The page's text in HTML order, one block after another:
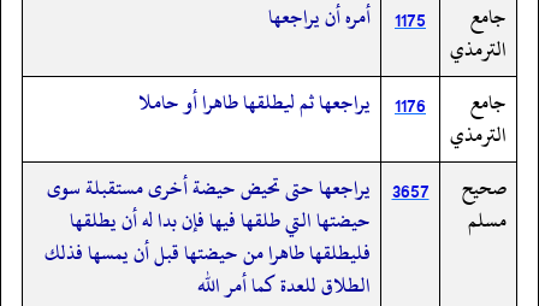
جامع
الترمذي
1175 أمره أن يراجعها
جامع
الترمذي
1176 يراجعها ثم ليطلقها طاهرا أو حاملا
صحيح
مسلم
3657 يراجعها حتى تحيض حيضة أخرى مستقبلة سوى
حيضتها التي طلقها فيها فإن بدا له أن يطلقها
فليطلقها طاهرا من حيضتها قبل أن يمسها فذلك
الطلاق للعدة كما أمر الله